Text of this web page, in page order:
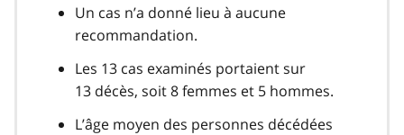
Un cas n’a donné lieu à aucune
recommandation.
Les 13 cas examinés portaient sur
13 décès, soit 8 femmes et 5 hommes.
L’âge moyen des personnes décédées